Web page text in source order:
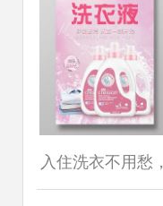
入住洗衣不用愁，